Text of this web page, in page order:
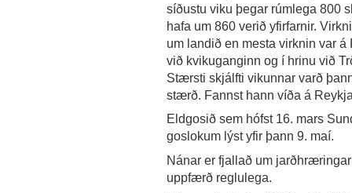
síðustu viku þegar rúmlega 800
hafa um 860 verið yfirfarnir.
um landið en mesta virknin var
við kvikuganginn og í hrinu við
Stærsti skjálfti vikunnar varð
stærð. Fannst hann víða á
Eldgosið sem hófst 16. mars
goslokum lýst yfir þann 9. maí.
Nánar er fjallað um
uppfærð reglulega.